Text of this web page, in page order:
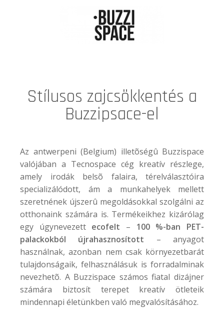
Stílusos zajcsökkentés a
Buzzipsace-el
Az antwerpeni (Belgium) illetõségû Buzzispace
valójában a Tecnospace cég kreatív részlege,
amely irodák belsõ falaira, térelválasztóira
specializálódott, ám a munkahelyek mellett
szeretnének újszerû megoldásokkal szolgálni az
otthonaink számára is. Termékeikhez kizárólag
egy úgynevezett ecofelt – 100 %-ban PET-
palackokból újrahasznosított – anyagot
használnak, azonban nem csak környezetbarát
tulajdonságaik, felhasználásuk is forradalminak
nevezhetõ. A Buzzispace számos fiatal dizájner
számára biztosít terepet kreatív ötleteik
mindennapi életünkben való megvalósításához.